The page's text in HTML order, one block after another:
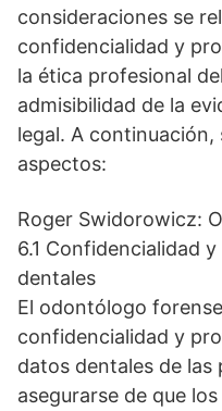
consideraciones se
confidencialidad y
la ética profesional
admisibilidad de la
legal. A
aspectos:
Roger Swidorowicz:
6.1 Confidencialidad
dentales
El odontólogo
confidencialidad y
datos dentales de las
asegurarse de que